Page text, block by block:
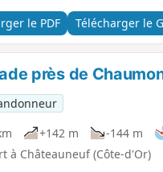
le PDF Télécharger le
près de
+142 m -144 m
à Châteauneuf (Côte-d'Or)